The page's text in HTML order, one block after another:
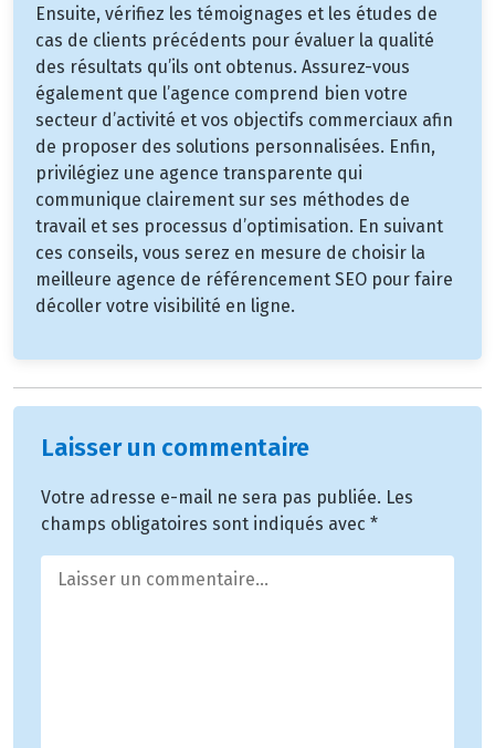
Ensuite, vérifiez les témoignages et les études de
cas de clients précédents pour évaluer la qualité
des résultats qu’ils ont obtenus. Assurez-vous
également que l’agence comprend bien votre
secteur d’activité et vos objectifs commerciaux afin
de proposer des solutions personnalisées. Enfin,
privilégiez une agence transparente qui
communique clairement sur ses méthodes de
travail et ses processus d’optimisation. En suivant
ces conseils, vous serez en mesure de choisir la
meilleure agence de référencement SEO pour faire
décoller votre visibilité en ligne.
Laisser un commentaire
Votre adresse e-mail ne sera pas publiée. Les
champs obligatoires sont indiqués avec *